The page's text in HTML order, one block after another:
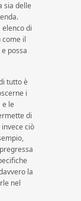
sia delle
di
come il
possa
tutto è
i
e le
di
ciò
la
nel